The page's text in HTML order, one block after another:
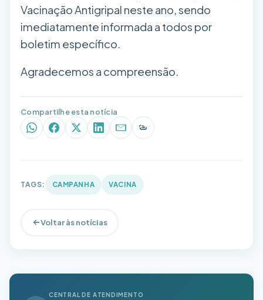
Vacinação Antigripal neste ano, sendo
imediatamente informada a todos por
boletim específico.
Agradecemos a compreensão.
Compartilhe esta notícia
WhatsAppFacebookX (Twitter)
LinkedInE-mailCopiar link
TAGS: CAMPANHA VACINA
Voltar às notícias
CENTRAL DE ATENDIMENTO